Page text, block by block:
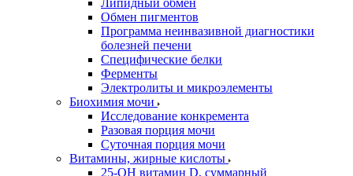
Липидный обмен
Обмен пигментов
Программа неинвазивной диагностики
болезней печени
Специфические белки
Ферменты
Электролиты и микроэлементы
Биохимия мочи
Исследование конкремента
Разовая порция мочи
Суточная порция мочи
Витамины, жирные кислоты
25-OH витамин D, суммарный